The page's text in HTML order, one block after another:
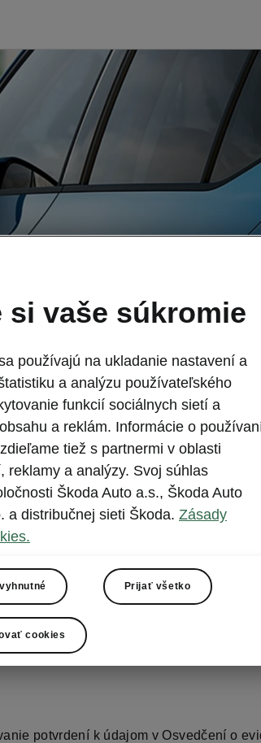
o
pre žiadateľov o
k
o evidencii
potvrdení k údajom v Osvedčení o
si vaše súkromie
používajú na ukladanie nastavení a
a analýzu používateľského
funkcií sociálnych sietí a
a reklám. Informácie o
tiež s partnermi v oblasti
reklamy a analýzy. Svoj súhlas
Škoda Auto a.s., Škoda Auto
a distribučnej sieti Škoda. Zásady
Prijať všetko
cookies